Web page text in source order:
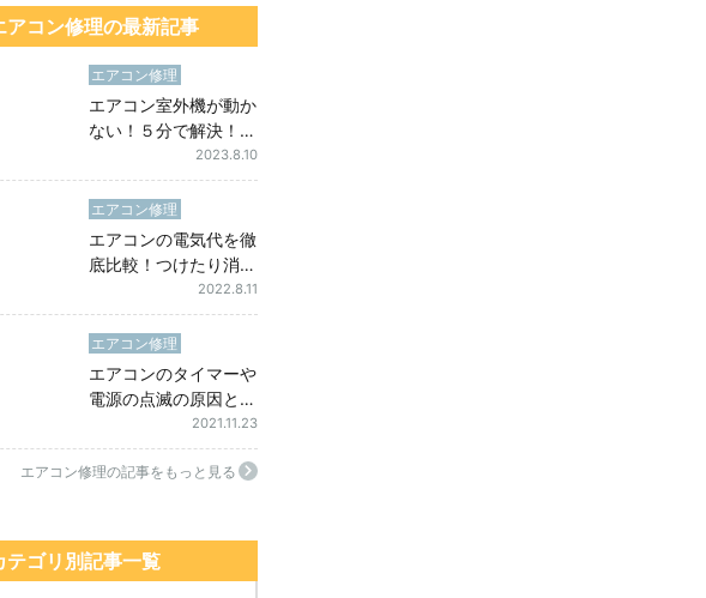
アコン修理の最新記事
エアコン修理
エアコン室外機が動か
ない！５分で解決！原
因と対処法｜修理前の
故障チェック
2023.8.10
エアコン修理
エアコンの電気代を徹
底比較！つけたり消し
たりは電気代がかかる
の？
2022.8.11
エアコン修理
エアコンのタイマーや
電源の点滅の原因とそ
の対処法とは？2021.11.23
エアコン修理の記事をもっと見る
テゴリ別記事⼀覧